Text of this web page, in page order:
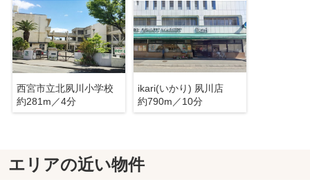
西宮市立北夙川小学校
約281m／4分
ikari(いかり) 夙川店
約790m／10分
エリアの近い物件